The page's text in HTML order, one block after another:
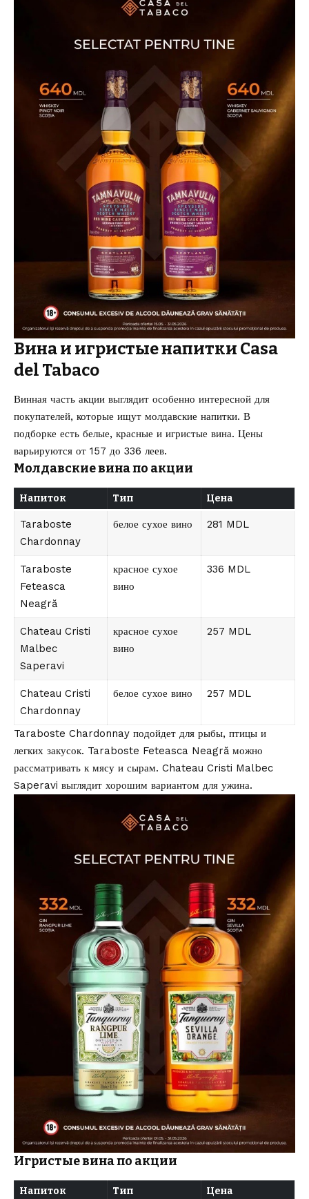
Вина и игристые напитки Casa
del Tabaco
Винная часть акции выглядит особенно интересной для
покупателей, которые ищут молдавские напитки. В
подборке есть белые, красные и игристые вина. Цены
варьируются от 157 до 336 леев.
Молдавские вина по акции
Напиток Тип Цена
Taraboste
Chardonnay
белое сухое вино 281 MDL
Taraboste
Feteasca
Neagră
красное сухое
вино
336 MDL
Chateau Cristi
Malbec
Saperavi
красное сухое
вино
257 MDL
Chateau Cristi
Chardonnay
белое сухое вино 257 MDL
Taraboste Chardonnay подойдет для рыбы, птицы и
легких закусок. Taraboste Feteasca Neagră можно
рассматривать к мясу и сырам. Chateau Cristi Malbec
Saperavi выглядит хорошим вариантом для ужина.
Игристые вина по акции
Напиток Тип Цена